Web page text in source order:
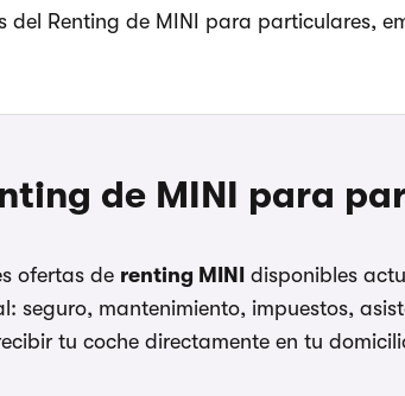
del Renting de MINI para particulares,
de MINI para
ofertas de renting MINI disponibles
seguro, mantenimiento, impuestos,
tu coche directamente en tu